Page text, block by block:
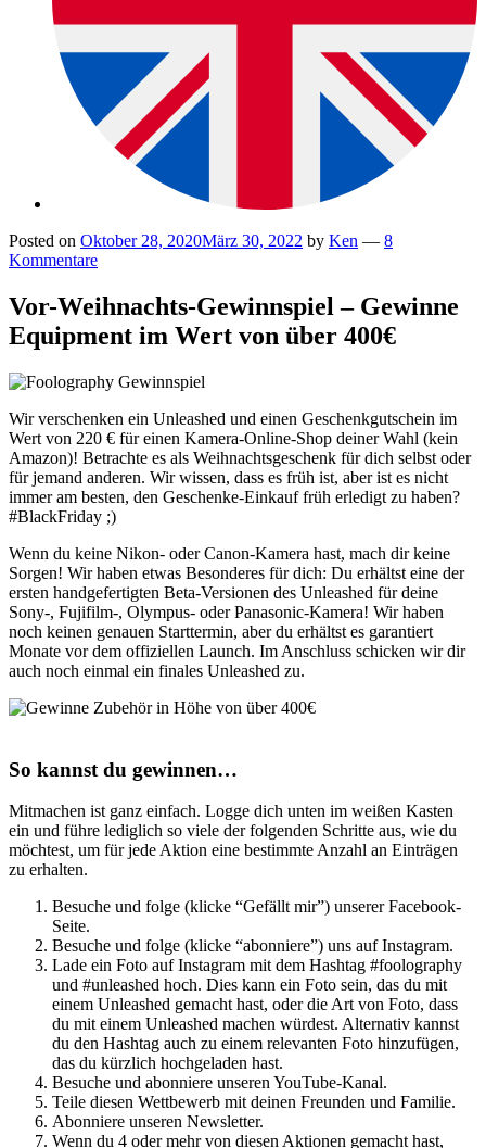
Posted on Oktober 28, 2020März 30, 2022 by Ken — 8
Kommentare
Vor-Weihnachts-Gewinnspiel – Gewinne
Equipment im Wert von über 400€
Wir verschenken ein Unleashed und einen Geschenkgutschein im
Wert von 220 € für einen Kamera-Online-Shop deiner Wahl (kein
Amazon)! Betrachte es als Weihnachtsgeschenk für dich selbst oder
für jemand anderen. Wir wissen, dass es früh ist, aber ist es nicht
immer am besten, den Geschenke-Einkauf früh erledigt zu haben?
#BlackFriday ;)
Wenn du keine Nikon- oder Canon-Kamera hast, mach dir keine
Sorgen! Wir haben etwas Besonderes für dich: Du erhältst eine der
ersten handgefertigten Beta-Versionen des Unleashed für deine
Sony-, Fujifilm-, Olympus- oder Panasonic-Kamera! Wir haben
noch keinen genauen Starttermin, aber du erhältst es garantiert
Monate vor dem offiziellen Launch. Im Anschluss schicken wir dir
auch noch einmal ein finales Unleashed zu.
So kannst du gewinnen…
Mitmachen ist ganz einfach. Logge dich unten im weißen Kasten
ein und führe lediglich so viele der folgenden Schritte aus, wie du
möchtest, um für jede Aktion eine bestimmte Anzahl an Einträgen
zu erhalten.
Besuche und folge (klicke “Gefällt mir”) unserer Facebook-
Seite.
Besuche und folge (klicke “abonniere”) uns auf Instagram.
Lade ein Foto auf Instagram mit dem Hashtag #foolography
und #unleashed hoch. Dies kann ein Foto sein, das du mit
einem Unleashed gemacht hast, oder die Art von Foto, dass
du mit einem Unleashed machen würdest. Alternativ kannst
du den Hashtag auch zu einem relevanten Foto hinzufügen,
das du kürzlich hochgeladen hast.
Besuche und abonniere unseren YouTube-Kanal.
Teile diesen Wettbewerb mit deinen Freunden und Familie.
Abonniere unseren Newsletter.
Wenn du 4 oder mehr von diesen Aktionen gemacht hast,